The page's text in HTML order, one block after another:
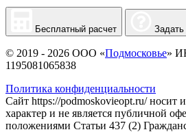
Бесплатный расчет Задать
© 2019 - 2026 ООО «Подмосковье»
1195081065838
Политика конфиденциальности
Сайт https://podmoskovieopt.ru/
характер и не является публичной
положениями Статьи 437 (2)